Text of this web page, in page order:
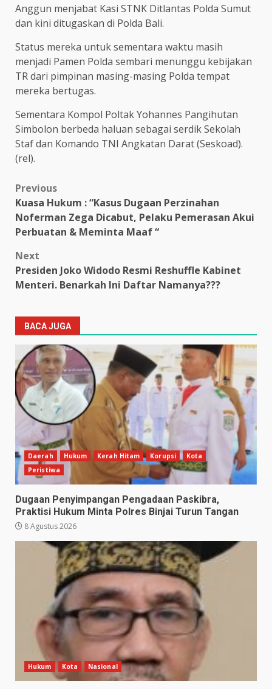
Anggun menjabat Kasi STNK Ditlantas Polda Sumut
dan kini ditugaskan di Polda Bali.
Status mereka untuk sementara waktu masih
menjadi Pamen Polda sembari menunggu kebijakan
TR dari pimpinan masing-masing Polda tempat
mereka bertugas.
Sementara Kompol Poltak Yohannes Pangihutan
Simbolon berbeda haluan sebagai serdik Sekolah
Staf dan Komando TNI Angkatan Darat (Seskoad).
(rel).
Post
navigation
Previous
Kuasa Hukum : “Kasus Dugaan Perzinahan
Noferman Zega Dicabut, Pelaku Pemerasan Akui
Perbuatan & Meminta Maaf “
Next
Presiden Joko Widodo Resmi Reshuffle Kabinet
Menteri. Benarkah Ini Daftar Namanya???
BACA JUGA
Daerah Hukum Kerah Hitam Korupsi
Kota
Peristiwa
Dugaan Penyimpangan Pengadaan Paskibra,
Praktisi Hukum Minta Polres Binjai Turun Tangan
8 Agustus 2026
Hukum Kota Nasional